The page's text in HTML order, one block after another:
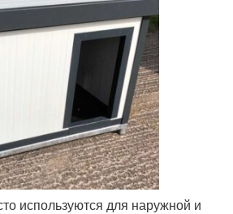
используются для наружной и